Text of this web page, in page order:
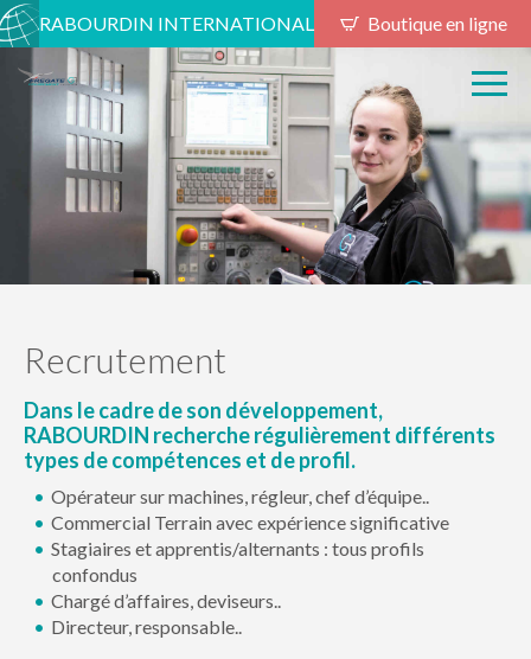
Boutique en ligne
RABOURDIN INTERNATIONAL
Recrutement
Dans le cadre de son développement,
RABOURDIN recherche régulièrement différents
types de compétences et de profil.
Opérateur sur machines, régleur, chef d’équipe..
Commercial Terrain avec expérience significative
Stagiaires et apprentis/alternants : tous profils
confondus
Chargé d’affaires, deviseurs..
Directeur, responsable..